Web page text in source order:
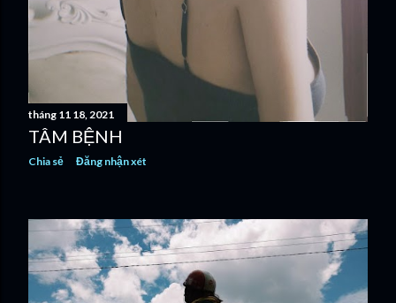
tháng 11 18, 2021
TÂM BỆNH
Chia sẻ Đăng nhận xét